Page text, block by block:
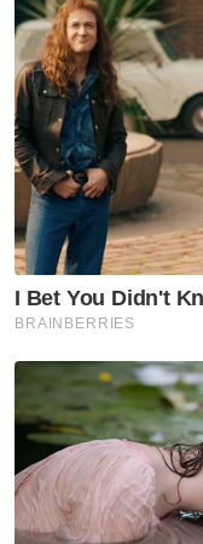
Barang mangsa
Susulan itu,
keluar mencari
menemuinya
dalam keadaan
"Hasil
benda
bahagian leher
"Pihak polis
mangsa turut
kesan air mani
mangsa.